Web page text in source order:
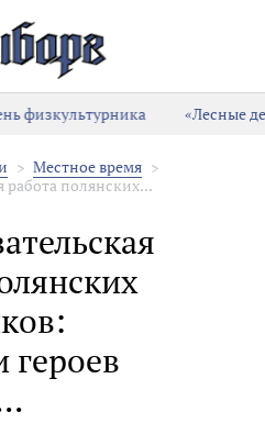
физкультурника
«Лесные
Местное время
работа полянских...